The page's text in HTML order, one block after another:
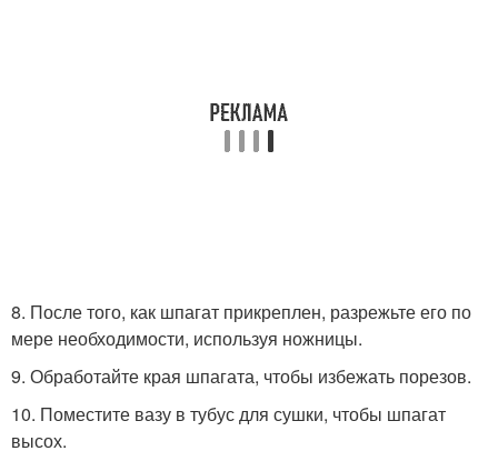
8. После того, как шпагат прикреплен, разрежьте его по
мере необходимости, используя ножницы.
9. Обработайте края шпагата, чтобы избежать порезов.
10. Поместите вазу в тубус для сушки, чтобы шпагат
высох.